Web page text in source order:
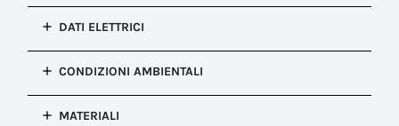
installazione
Guarnizione foro singolo
Configurazione
Colore
DATI ELETTRICI
1
CONDIZIONI AMBIENTALI
corrosione
MATERIALI